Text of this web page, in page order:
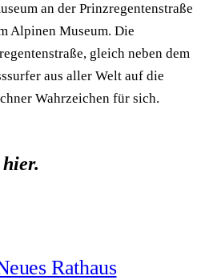
an der Prinzregentenstraße
Alpinen Museum. Die
gleich neben dem
aus aller Welt auf die
Wahrzeichen für sich.
Rathaus